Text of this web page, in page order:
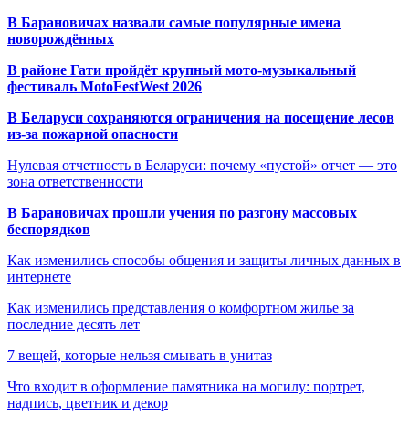
В Барановичах назвали самые популярные имена
новорождённых
В районе Гати пройдёт крупный мото-музыкальный
фестиваль MotoFestWest 2026
В Беларуси сохраняются ограничения на посещение лесов
из-за пожарной опасности
Нулевая отчетность в Беларуси: почему «пустой» отчет — это
зона ответственности
В Барановичах прошли учения по разгону массовых
беспорядков
Как изменились способы общения и защиты личных данных в
интернете
Как изменились представления о комфортном жилье за
последние десять лет
7 вещей, которые нельзя смывать в унитаз
Что входит в оформление памятника на могилу: портрет,
надпись, цветник и декор